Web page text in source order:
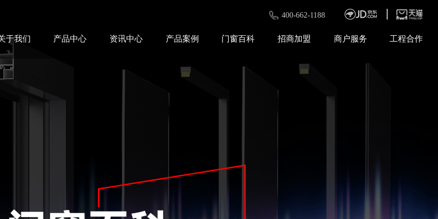
400-662-1188
于我们 产品中心 资讯中心 产品案例 门窗百科 招商加盟 商户服务 工程合作